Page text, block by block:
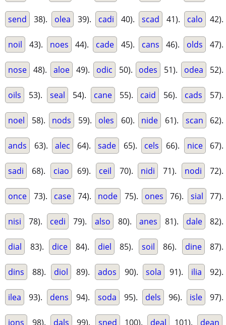
send 38). olea 39). cadi 40). scad 41). calo 42).
noil 43). noes 44). cade 45). cans 46). olds 47).
nose 48). aloe 49). odic 50). odes 51). odea 52).
oils 53). seal 54). cane 55). caid 56). cads 57).
noel 58). nods 59). oles 60). nide 61). scan 62).
ands 63). alec 64). sade 65). cels 66). nice 67).
sadi 68). ciao 69). ceil 70). nidi 71). nodi 72).
once 73). case 74). node 75). ones 76). sial 77).
nisi 78). cedi 79). also 80). anes 81). dale 82).
dial 83). dice 84). diel 85). soil 86). dine 87).
dins 88). diol 89). ados 90). sola 91). ilia 92).
ilea 93). dens 94). soda 95). dels 96). isle 97).
ions 98). dals 99). sned 100). deal 101). dean